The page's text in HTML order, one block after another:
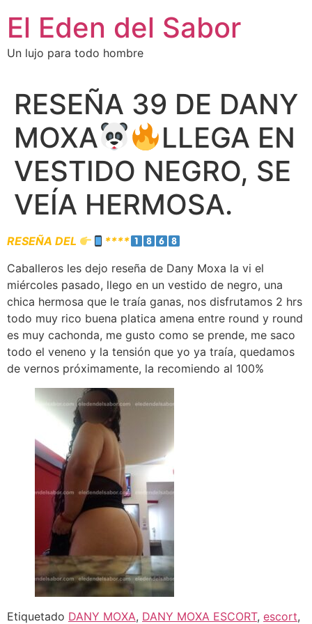
El Eden del Sabor
Un lujo para todo hombre
RESEÑA 39 DE DANY
MOXA
LLEGA EN
VESTIDO NEGRO, SE
VEÍA HERMOSA.
RESEÑA DEL
****
Caballeros les dejo reseña de Dany Moxa la vi el
miércoles pasado, llego en un vestido de negro, una
chica hermosa que le traía ganas, nos disfrutamos 2 hrs
todo muy rico buena platica amena entre round y round
es muy cachonda, me gusto como se prende, me saco
todo el veneno y la tensión que yo ya traía, quedamos
de vernos próximamente, la recomiendo al 100%
Etiquetado DANY MOXA, DANY MOXA ESCORT, escort,